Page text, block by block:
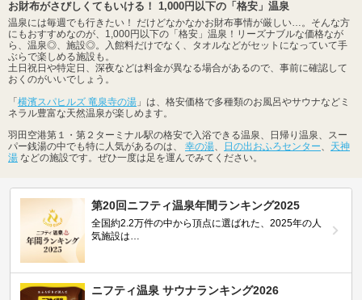
お財布がさびしくてもいける！ 1,000円以下の「格安」温泉
温泉には毎週でも行きたい！ だけどなかなかお財布事情が厳しい…。そんな方
にもおすすめなのが、1,000円以下の「格安」温泉！リーズナブルな価格なが
ら、温泉◎、施設◎。入館料だけでなく、タオルなどがセットになっていて手
ぶらで楽しめる施設も。
土日祝日や特定日、深夜などは料金が異なる場合があるので、事前に確認して
おくのがいいでしょう。
「 横濱スパヒルズ 竜泉寺の湯 」は、格安価格で多種類のお風呂やサウナなどミ
ネラル豊富な天然温泉が楽しめます。
羽田空港第１・第２ターミナル駅の格安で入浴できる温泉、日帰り温泉、スー
パー銭湯の中でも特に人気があるのは、 幸の湯、 日の出おふろセンター、 天神
湯 などの施設です。ぜひ一度は足を運んでみてください。
第20回ニフティ温泉年間ランキング2025
全国約2.2万件の中から頂点に選ばれた、2025年の人
気施設は…
ニフティ温泉 サウナランキング2026